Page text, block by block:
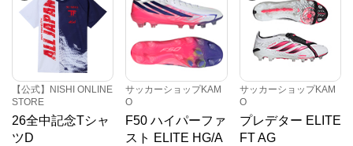
【公式】NISHI ONLINE
STORE
26全中記念Tシャ
ツD
サッカーショップKAM
O
F50 ハイパーファ
スト ELITE HG/A
サッカーショップKAM
O
プレデター ELITE
FT AG